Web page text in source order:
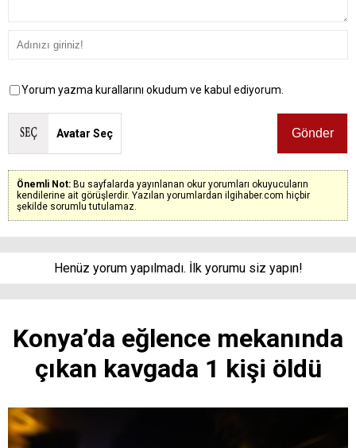
Yorum yazma kurallarını okudum ve kabul ediyorum.
Avatar Seç
Önemli Not: Bu sayfalarda yayınlanan okur yorumları okuyucuların
kendilerine ait görüşlerdir. Yazılan yorumlardan ilgihaber.com hiçbir
şekilde sorumlu tutulamaz.
Henüz yorum yapılmadı. İlk yorumu siz yapın!
Konya’da eğlence mekanında
çıkan kavgada 1 kişi öldü